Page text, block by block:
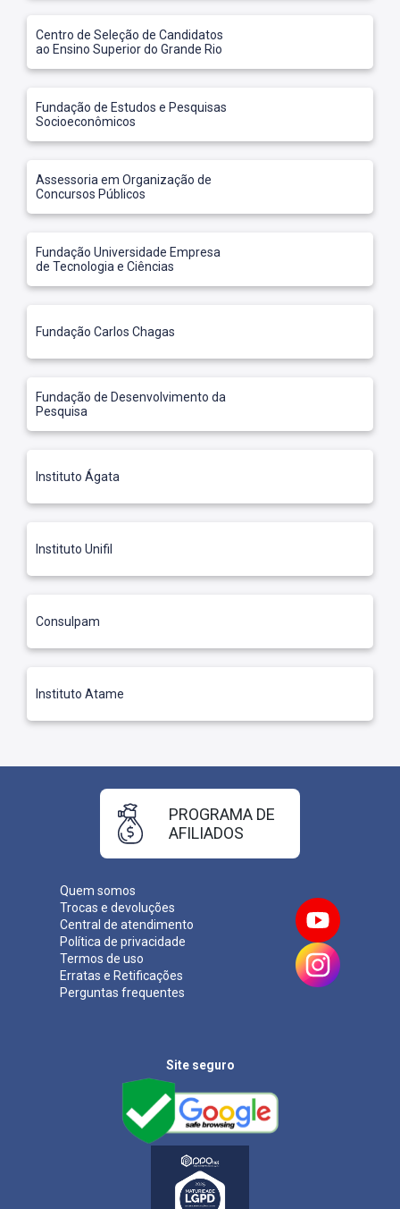
Centro de Seleção de Candidatos
ao Ensino Superior do Grande Rio
Fundação de Estudos e Pesquisas
Socioeconômicos
Assessoria em Organização de
Concursos Públicos
Fundação Universidade Empresa
de Tecnologia e Ciências
Fundação Carlos Chagas
Fundação de Desenvolvimento da
Pesquisa
Instituto Ágata
Instituto Unifil
Consulpam
Instituto Atame
Quem somos
Trocas e devoluções
Central de atendimento
Política de privacidade
Termos de uso
Erratas e Retificações
Perguntas frequentes
PROGRAMA DE
AFILIADOS
Site seguro